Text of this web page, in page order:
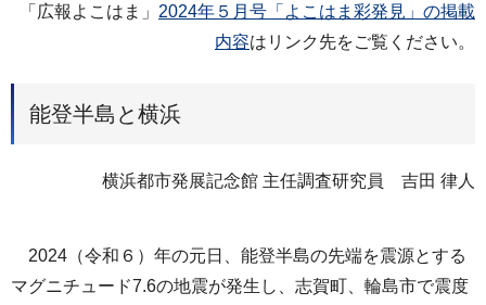
「広報よこはま」 2024年５月号「よこはま彩発見」の掲載
内容はリンク先をご覧ください。
能登半島と横浜
横浜都市発展記念館 主任調査研究員 吉田 律人
2024（令和６）年の元日、能登半島の先端を震源とする
マグニチュード7.6の地震が発生し、志賀町、輪島市で震度